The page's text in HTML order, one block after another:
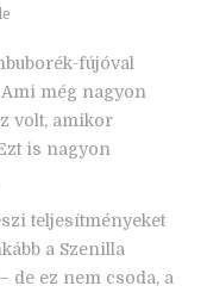
fújóval
még nagyon
volt, amikor
is nagyon
teljesítményeket
a Szenilla
de ez nem csoda, a